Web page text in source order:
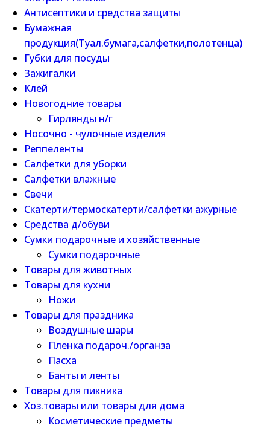
Антисептики и средства защиты
Бумажная
продукция(Туал.бумага,салфетки,полотенца)
Губки для посуды
Зажигалки
Клей
Новогодние товары
Гирлянды н/г
Носочно - чулочные изделия
Реппеленты
Салфетки для уборки
Салфетки влажные
Свечи
Скатерти/термоскатерти/салфетки ажурные
Средства д/обуви
Сумки подарочные и хозяйственные
Сумки подарочные
Товары для животных
Товары для кухни
Ножи
Товары для праздника
Воздушные шары
Пленка подароч./органза
Пасха
Банты и ленты
Товары для пикника
Хоз.товары или товары для дома
Косметические предметы